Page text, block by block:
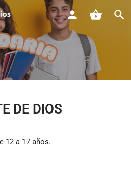
DE DIOS
12 a 17 años.